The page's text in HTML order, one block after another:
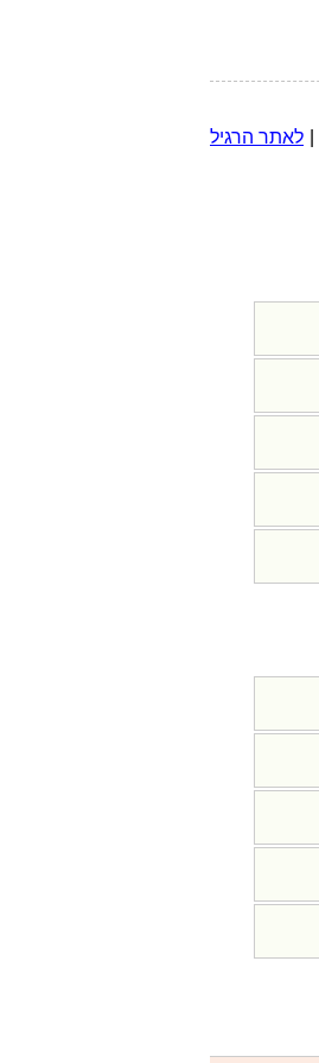
לאתר הרגיל